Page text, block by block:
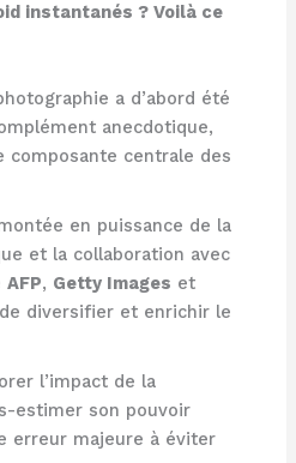
instantanés ? Voilà ce
a d’abord été
anecdotique,
composante centrale des
en puissance de la
et la collaboration avec
AFP, Getty Images et
diversifier et enrichir le
l’impact de la
estimer son pouvoir
erreur majeure à éviter